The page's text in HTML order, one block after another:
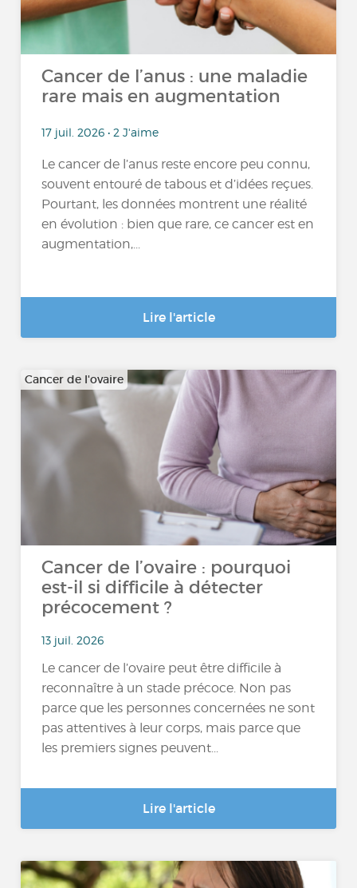
Cancer de l’anus : une maladie
rare mais en augmentation
17 juil. 2026 • 2 J'aime
Le cancer de l’anus reste encore peu connu,
souvent entouré de tabous et d’idées reçues.
Pourtant, les données montrent une réalité
en évolution : bien que rare, ce cancer est en
augmentation,...
Lire l'article
Cancer de l'ovaire
Cancer de l’ovaire : pourquoi
est-il si difficile à détecter
précocement ?
13 juil. 2026
Le cancer de l’ovaire peut être difficile à
reconnaître à un stade précoce. Non pas
parce que les personnes concernées ne sont
pas attentives à leur corps, mais parce que
les premiers signes peuvent...
Lire l'article